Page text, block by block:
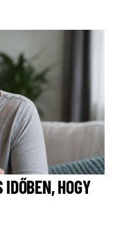
HOGY